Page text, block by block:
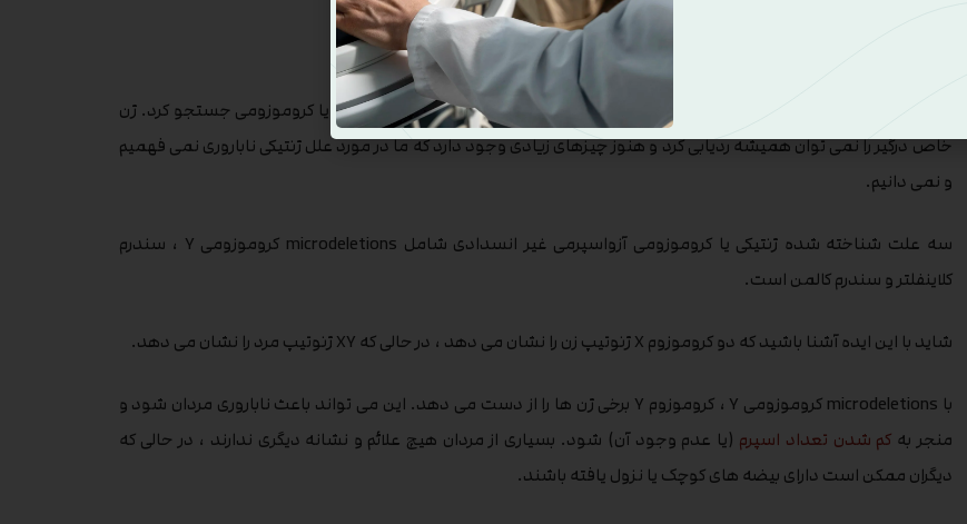
ناهنجاری های ژنتیکی و کروموزومی آزواسپرمی بدون انسداد را می توان در یک علت ژنتیکی یا کروموزومی جستجو کرد. ژن
خاص درگیر را نمی توان همیشه ردیابی کرد و هنوز چیزهای زیادی وجود دارد که ما در مورد علل ژنتیکی ناباروری نمی فهمیم
و نمی دانیم.
سه علت شناخته شده ژنتیکی یا کروموزومی آزواسپرمی غیر انسدادی شامل microdeletions کروموزومی Y ، سندرم
کلاینفلتر و سندرم کالمن است.
شاید با این ایده آشنا باشید که دو کروموزوم X ژنوتیپ زن را نشان می دهد ، در حالی که XY ژنوتیپ مرد را نشان می دهد.
با microdeletions کروموزومی Y ، کروموزوم Y برخی ژن ها را از دست می دهد. این می تواند باعث ناباروری مردان شود و
منجر به کم شدن تعداد اسپرم (یا عدم وجود آن) شود. بسیاری از مردان هیچ علائم و نشانه دیگری ندارند ، در حالی که
دیگران ممکن است دارای بیضه های کوچک یا نزول یافته باشند.